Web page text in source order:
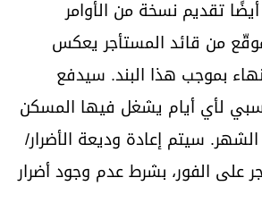
تقديم نسخة من الأوامر
من قائد المستأجر يعكس
بموجب هذا البند. سيدفع
لأي أيام يشغل فيها المسكن
سيتم إعادة وديعة الأضرار/
على الفور، بشرط عدم وجود أضرار